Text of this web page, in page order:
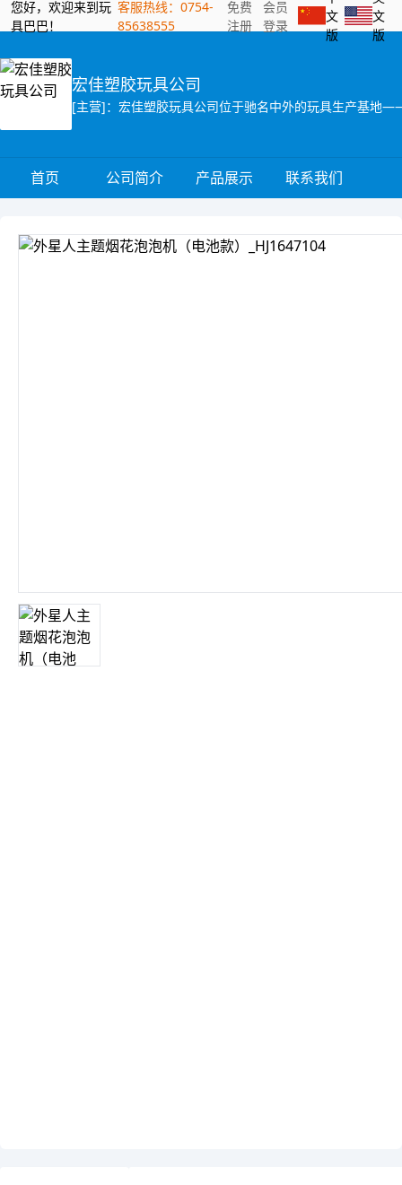
您好，欢迎来到玩
具巴巴！
客服热线：0754-
85638555
免费
注册
会员
登录
文
版
文
版
宏佳塑胶玩具公司
首页 公司简介 产品展示 联系我们